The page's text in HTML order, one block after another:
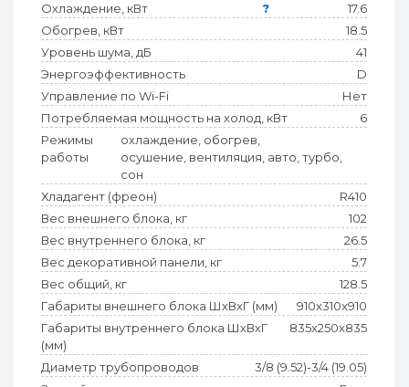
Охлаждение, кВт
?
17.6
Обогрев, кВт
18.5
Уровень шума, дБ
41
Энергоэффективность
D
Управление по Wi-Fi
Нет
Потребляемая мощность на холод, кВт
6
Режимы
работы
охлаждение, обогрев,
осушение, вентиляция, авто, турбо,
сон
Хладагент (фреон)
R410
Вес внешнего блока, кг
102
Вес внутреннего блока, кг
26.5
Вес декоративной панели, кг
5.7
Вес общий, кг
128.5
Габариты внешнего блока ШхВхГ (мм)
910x310x910
Габариты внутреннего блока ШхВхГ
(мм)
835x250x835
Диаметр трубопроводов
3/8 (9.52)-3/4 (19.05)